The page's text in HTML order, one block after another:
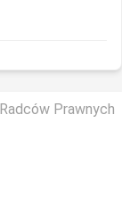
Prawnych